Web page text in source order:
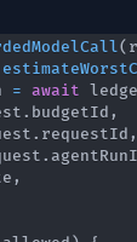
(
= await
. budgetId,
. requestId,
.
,